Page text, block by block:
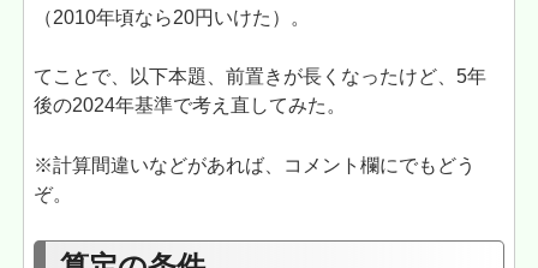
（2010年頃なら20円いけた）。
てことで、以下本題、前置きが長くなったけど、5年
後の2024年基準で考え直してみた。
※計算間違いなどがあれば、コメント欄にでもどう
ぞ。